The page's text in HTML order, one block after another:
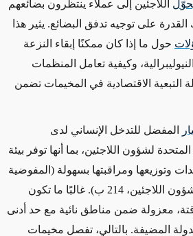
ل اللاجئين إلى عملاء ينتظرون بضائعهم
على توجيه تدفق البضائع. يثير هذا
حول ما إذا كان ممكنًا إبقاء النزعة
وكيفية تعامل المنظمات
التبعية الاقتصادية في المخيمات تضمن
المفضل للتدخل الإنساني لدى
لشؤون اللاجئين، بما أنها توفر بيئة
وتوزيعها ومراقبتها بسهولة (المفوضية
السامية للأمم المتحدة لشؤون اللاجئين، 214 ب). غالبًا ما تكون
معزولة ضمن مناطق نائية مع حد أدنى
المضيفة. بالتالي، تفصل مخيمات